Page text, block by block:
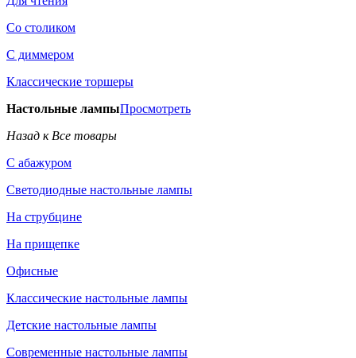
Со столиком
С диммером
Классические торшеры
Настольные лампыПросмотреть
Назад к Все товары
С абажуром
Светодиодные настольные лампы
На струбцине
На прищепке
Офисные
Классические настольные лампы
Детские настольные лампы
Современные настольные лампы